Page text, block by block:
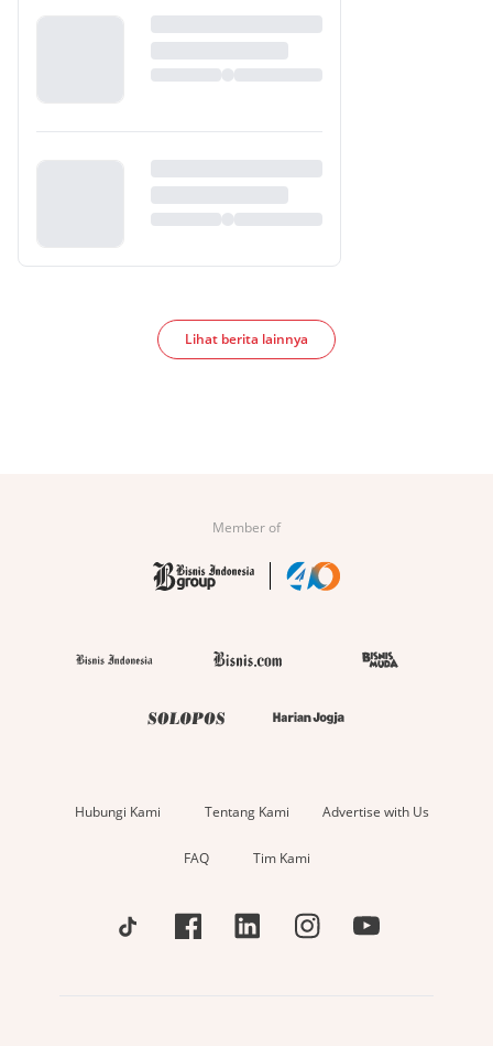
Lihat berita lainnya
Member of
Hubungi Kami Tentang Kami Advertise with Us
FAQ Tim Kami